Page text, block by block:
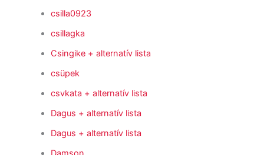
csilla0923
csillagka
Csingike + alternatív lista
csüpek
csvkata + alternatív lista
Dagus + alternatív lista
Dagus + alternatív lista